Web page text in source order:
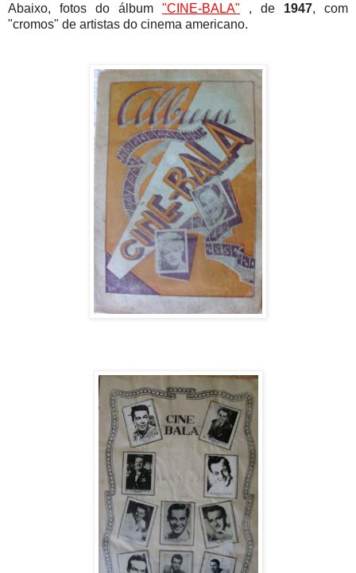
Abaixo, fotos do álbum "CINE-BALA" , de 1947, com
"cromos" de artistas do cinema americano.